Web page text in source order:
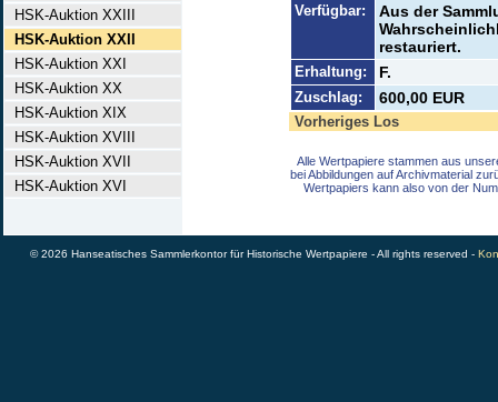
HSK-Auktion XXIII
HSK-Auktion XXII
HSK-Auktion XXI
HSK-Auktion XX
HSK-Auktion XIX
HSK-Auktion XVIII
HSK-Auktion XVII
HSK-Auktion XVI
Verfügbar:
Aus der
restauriert.
Erhaltung: F.
Zuschlag: 600,00 EUR
Vorheriges Los
Alle Wertpapiere stammen aus
bei Abbildungen auf Archivmaterial
Wertpapiers kann also von der
© 2026 Hanseatisches Sammlerkontor für Historische Wertpapiere - All rights reserved -